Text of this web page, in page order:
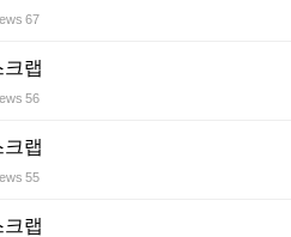
67
랩
56
랩
55
랩